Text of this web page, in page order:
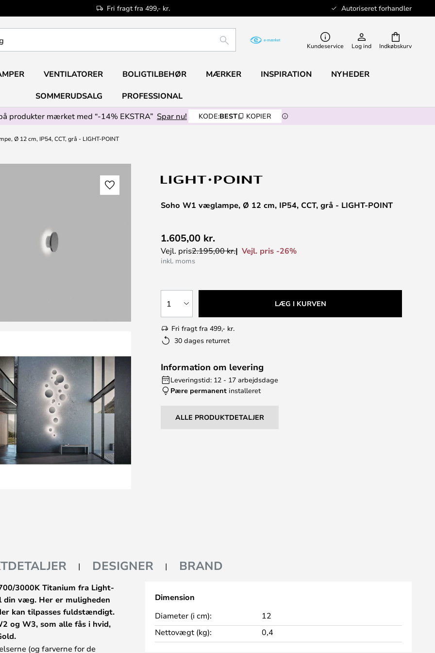
Fri fragt fra 499,- kr. Autoriseret forhandler
Indkøbskurv
SØG Kundeservice Log ind
VENTILATORER BOLIGTILBEHØR MÆRKER INSPIRATION NYHEDER
SOMMERUDSALG
PROFESSIONAL
produkter mærket med “-14% EKSTRA” Spar nu! KODE:BEST KOPIER
Ø 12 cm, IP54, CCT, grå - LIGHT-POINT
Soho W1 væglampe, Ø 12 cm, IP54, CCT, grå - LIGHT-POINT
1.605,00 kr.
Vejl. pris2.195,00 kr. Vejl. pris -26%
inkl. moms
1 LÆG I KURVEN
Fri fragt fra 499,- kr.
30 dages returret
Information om levering
Leveringstid: 12 - 17 arbejdsdage
Pære permanent installeret
ALLE PRODUKTDETALJER
DESIGNER BRAND
3000K Titanium fra Light-
væg. Her er muligheden
kan tilpasses fuldstændigt.
og W3, som alle fås i hvid,
(og farverne for de
Dimension
Diameter (i cm):
12
Nettovægt (kg):
0,4